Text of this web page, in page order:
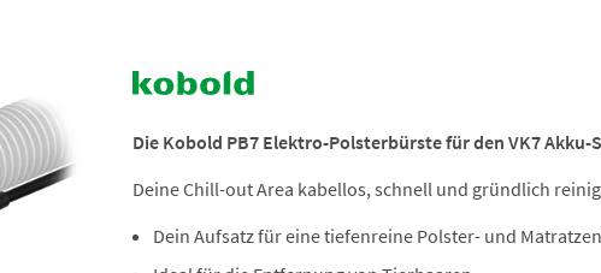
Die Kobold PB7 Elektro-Polsterbürste für den VK7 Akku-
Deine Chill-out Area kabellos, schnell und gründlich
Dein Aufsatz für eine tiefenreine Polster- und